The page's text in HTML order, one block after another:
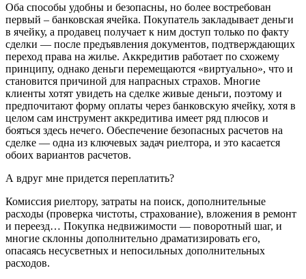
Оба способы удобны и безопасны, но более востребован
первый – банковская ячейка. Покупатель закладывает деньги
в ячейку, а продавец получает к ним доступ только по факту
сделки — после предъявления документов, подтверждающих
переход права на жилье. Аккредитив работает по схожему
принципу, однако деньги перемещаются «виртуально», что и
становится причиной для напрасных страхов. Многие
клиенты хотят увидеть на сделке живые деньги, поэтому и
предпочитают форму оплаты через банковскую ячейку, хотя в
целом сам инструмент аккредитива имеет ряд плюсов и
бояться здесь нечего. Обеспечение безопасных расчетов на
сделке — одна из ключевых задач риелтора, и это касается
обоих вариантов расчетов.
А вдруг мне придется переплатить?
Комиссия риелтору, затраты на поиск, дополнительные
расходы (проверка чистоты, страхование), вложения в ремонт
и переезд… Покупка недвижимости — поворотный шаг, и
многие склонны дополнительно драматизировать его,
опасаясь несусветных и непосильных дополнительных
расходов.